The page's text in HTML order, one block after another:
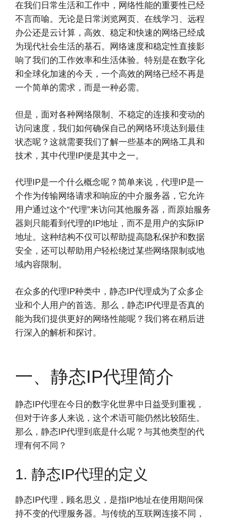
在我们日常生活和工作中，网络性能的重要性已经
不言而喻。无论是日常浏览网页、在线学习、远程
办公还是云计算，高效、稳定和快速的网络已经成
为现代社会生活的基石。网络速度和稳定性直接影
响了我们的工作效率和生活体验。特别是在数字化
和全球化加速的今天，一个高效的网络已经不再是
一个简单的需求，而是一种必需。
但是，面对各种网络限制、不稳定的连接和变动的
访问速度，我们如何确保自己的网络环境达到最佳
状态呢？这就需要我们了解一些基本的网络工具和
技术，其中代理IP便是其中之一。
代理IP是一个什么概念呢？简单来说，代理IP是一
个作为传输网络请求和响应的中介服务器，它允许
用户通过这个“代理”来访问其他服务器，而原始服务
器则只能看到代理的IP地址，而不是用户的实际IP
地址。这种结构不仅可以帮助提高隐私保护和数据
安全，还可以帮助用户轻松绕过某些网络限制或地
域内容限制。
在众多的代理IP种类中，静态IP代理成为了众多企
业和个人用户的首选。那么，静态IP代理是否真的
能为我们提供更好的网络性能呢？我们将在稍后进
行深入的解析和探讨。
一、静态IP代理简介
静态IP代理在今日的数字化世界中日益受到重视，
但对于许多人来说，这个术语可能仍然比较陌生。
那么，静态IP代理到底是什么呢？与其他类型的代
理有何不同？
1. 静态IP代理的定义
静态IP代理，顾名思义，是指IP地址在使用期间保
持不变的代理服务器。与传统的互联网连接不同，